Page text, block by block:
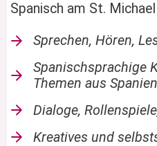
Spanisch am St.
Sprechen, Hören,
Spanischsprachige
Themen aus
Dialoge,
Kreatives und